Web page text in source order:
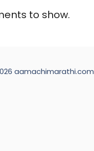
to show.
aamachimarathi.com